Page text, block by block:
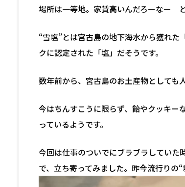
場所は一等地。家賃高いんだろーなー
“雪塩”とは宮古島の地下海水から獲れ
クに認定された「塩」だそうです。
数年前から、宮古島のお土産物としても
今はちんすこうに限らず、飴やクッキー
っているようです。
今回は仕事のついでにブラブラしていた
で、立ち寄ってみました。昨今流行りの“